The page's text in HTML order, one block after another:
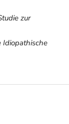
zur
Idiopathische